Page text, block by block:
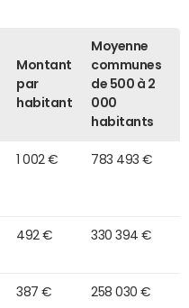
Montant
par
habitant
Moyenne
communes
de 500 à 2
000
habitants
1 002 € 783 493 €
492 € 330 394 €
387 € 258 030 €